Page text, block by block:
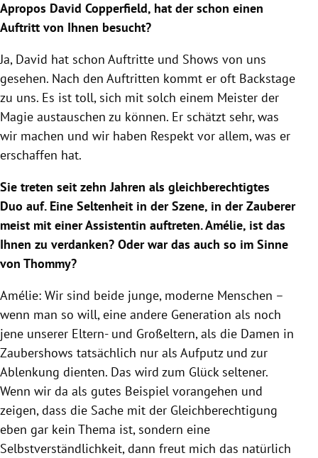
Apropos David Copperfield, hat der schon einen
Auftritt von Ihnen besucht?
Ja, David hat schon Auftritte und Shows von uns
gesehen. Nach den Auftritten kommt er oft Backstage
zu uns. Es ist toll, sich mit solch einem Meister der
Magie austauschen zu können. Er schätzt sehr, was
wir machen und wir haben Respekt vor allem, was er
erschaffen hat.
Sie treten seit zehn Jahren als gleichberechtigtes
Duo auf. Eine Seltenheit in der Szene, in der Zauberer
meist mit einer Assistentin auftreten. Amélie, ist das
Ihnen zu verdanken? Oder war das auch so im Sinne
von Thommy?
Amélie: Wir sind beide junge, moderne Menschen –
wenn man so will, eine andere Generation als noch
jene unserer Eltern- und Großeltern, als die Damen in
Zaubershows tatsächlich nur als Aufputz und zur
Ablenkung dienten. Das wird zum Glück seltener.
Wenn wir da als gutes Beispiel vorangehen und
zeigen, dass die Sache mit der Gleichberechtigung
eben gar kein Thema ist, sondern eine
Selbstverständlichkeit, dann freut mich das natürlich